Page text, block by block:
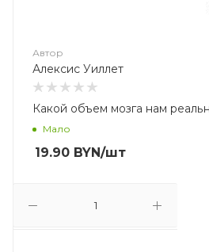
Автор
Алексис Уиллет
Какой объем мозга нам
Мало
19.90 BYN/шт